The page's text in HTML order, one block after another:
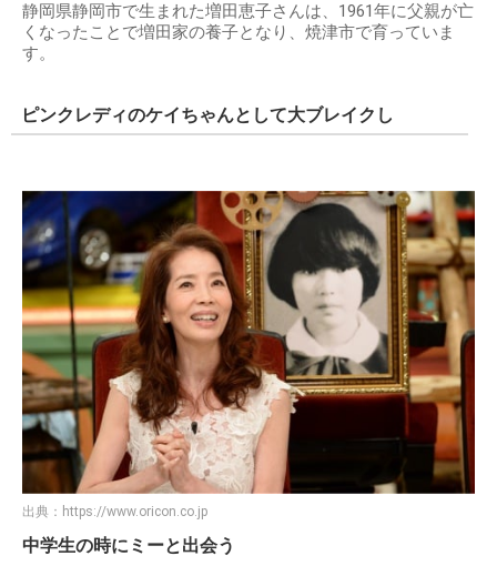
静岡県静岡市で生まれた増田恵子さんは、1961年に父親が亡
くなったことで増田家の養子となり、焼津市で育っていま
す。
ピンクレディのケイちゃんとして大ブレイクし
出典： https://www.oricon.co.jp
中学生の時にミーと出会う